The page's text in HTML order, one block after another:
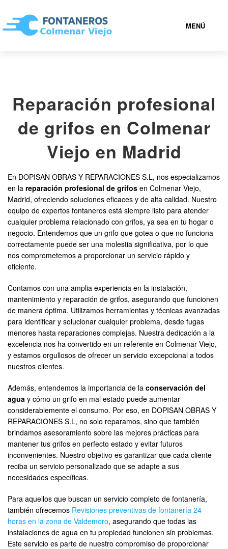
MENÚ
FONTANEROS COLMENAR VIEJO BARATOS
CONTACTAR
Reparación profesional
de grifos en Colmenar
Viejo en Madrid
En DOPISAN OBRAS Y REPARACIONES S.L, nos especializamos
en la reparación profesional de grifos en Colmenar Viejo,
Madrid, ofreciendo soluciones eficaces y de alta calidad. Nuestro
equipo de expertos fontaneros está siempre listo para atender
cualquier problema relacionado con grifos, ya sea en tu hogar o
negocio. Entendemos que un grifo que gotea o que no funciona
correctamente puede ser una molestia significativa, por lo que
nos comprometemos a proporcionar un servicio rápido y
eficiente.
Contamos con una amplia experiencia en la instalación,
mantenimiento y reparación de grifos, asegurando que funcionen
de manera óptima. Utilizamos herramientas y técnicas avanzadas
para identificar y solucionar cualquier problema, desde fugas
menores hasta reparaciones complejas. Nuestra dedicación a la
excelencia nos ha convertido en un referente en Colmenar Viejo,
y estamos orgullosos de ofrecer un servicio excepcional a todos
nuestros clientes.
Además, entendemos la importancia de la conservación del
agua y cómo un grifo en mal estado puede aumentar
considerablemente el consumo. Por eso, en DOPISAN OBRAS Y
REPARACIONES S.L, no solo reparamos, sino que también
brindamos asesoramiento sobre las mejores prácticas para
mantener tus grifos en perfecto estado y evitar futuros
inconvenientes. Nuestro objetivo es garantizar que cada cliente
reciba un servicio personalizado que se adapte a sus
necesidades específicas.
Para aquellos que buscan un servicio completo de fontanería,
también ofrecemos Revisiones preventivas de fontanería 24
horas en la zona de Valdemoro, asegurando que todas las
instalaciones de agua en tu propiedad funcionen sin problemas.
Este servicio es parte de nuestro compromiso de proporcionar